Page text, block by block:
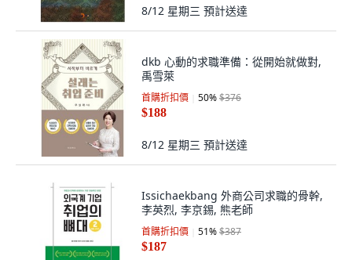
8/12 星期三 預計送達
dkb 心動的求職準備：從開始就做對,
禹雪萊
首購折扣價 50%$376
$188
8/12 星期三 預計送達
Issichaekbang 外商公司求職的骨幹,
李英烈, 李京錫, 熊老師
首購折扣價 51%$387
$187